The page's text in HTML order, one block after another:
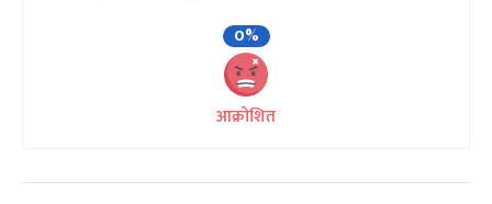
0%
आक्रोशित